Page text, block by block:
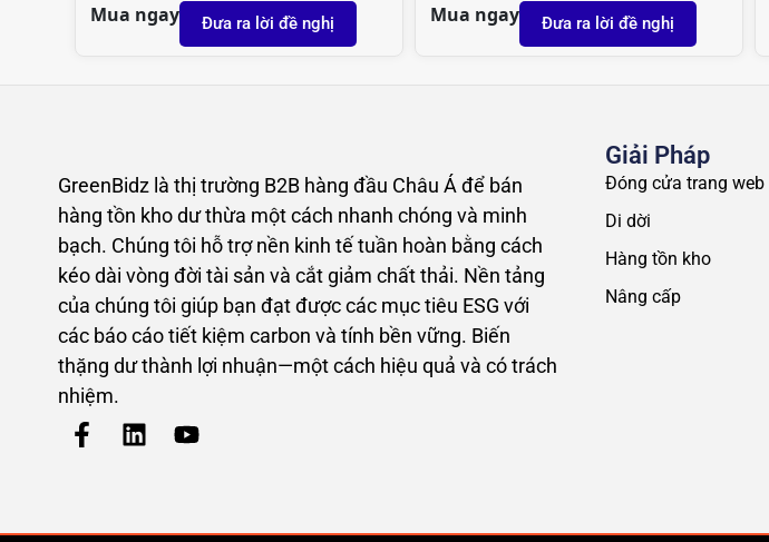
Mua ngay Đưa ra lời đề nghị Mua ngay Đưa ra lời đề nghị
GreenBidz là thị trường B2B hàng đầu Châu Á để bán
hàng tồn kho dư thừa một cách nhanh chóng và minh
bạch. Chúng tôi hỗ trợ nền kinh tế tuần hoàn bằng cách
kéo dài vòng đời tài sản và cắt giảm chất thải. Nền tảng
của chúng tôi giúp bạn đạt được các mục tiêu ESG với
các báo cáo tiết kiệm carbon và tính bền vững. Biến
thặng dư thành lợi nhuận—một cách hiệu quả và có trách
nhiệm.
Giải Pháp
Đóng cửa trang web
Di dời
Hàng tồn kho
Nâng cấp